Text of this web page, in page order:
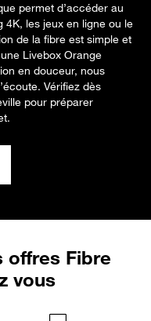
permet d’accéder au
4K, les jeux en ligne ou le
de la fibre est simple et
Livebox Orange
en douceur, nous
Vérifiez dès
pour préparer
offres Fibre
vous